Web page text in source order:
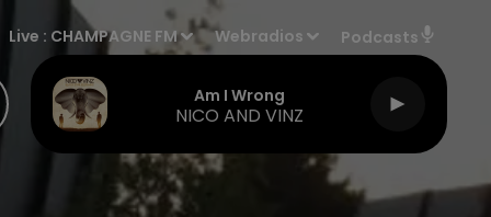
Live : CHAMPAGNE FM Webradios Podcasts
Am I Wrong
NICO AND VINZ